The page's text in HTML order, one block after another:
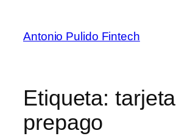
Antonio Pulido Fintech
Etiqueta: tarjeta
prepago